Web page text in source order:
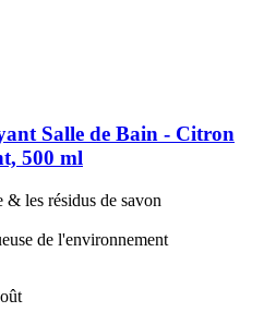
Salle de Bain -​ Citron
500 ml
& les résidus de savon
de l'environnement